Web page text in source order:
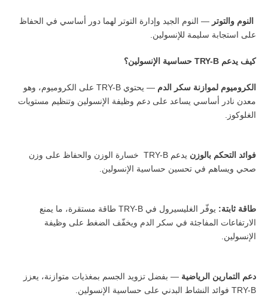
النوم والتوتر — النوم الجيد وإدارة التوتر لهما دور أساسي في الحفاظ
على استجابة سليمة للإنسولين.
كيف يدعم حساسية الإنسولين؟
الكروميوم لموازنة سكر الدم
— يحتوي TRY-B على الكروميوم، وهو
معدن نادر أساسي يساعد على دعم وظيفة الإنسولين وتنظيم مستويات
الغلوكوز.
فوائد التحكم بالوزن
يدعم TRY-B خسارة الوزن والحفاظ على وزن
صحي ويساهم في تحسين حساسية الإنسولين.
طاقة ثابتة:
يوفّر الغليسيرول في TRY-B طاقة مستقرة، ما يمنع
الارتفاعات المفاجئة في سكر الدم ويخفّف الضغط على وظيفة
الإنسولين.
دعم التمارين الرياضية — بفضل تزويد الجسم بمغذيات متوازنة، يعزز
TRY-B فوائد النشاط البدني على حساسية الإنسولين.